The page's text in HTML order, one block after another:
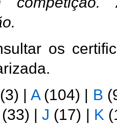
os
(3) | A(104) | B
(33) |J (17) | K